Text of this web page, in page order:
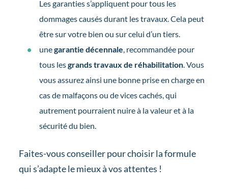
Les garanties s’appliquent pour tous les
dommages causés durant les travaux. Cela peut
être sur votre bien ou sur celui d’un tiers.
unegarantie décennale , recommandée pour
tous lesgrands travaux de réhabilitation. Vous
vous assurez ainsi une bonne prise en charge en
cas de malfaçons ou de vices cachés, qui
autrement pourraient nuire à la valeur et à la
sécurité du bien.
Faites-vous conseiller pour choisir la formule
qui s’adapte le mieux à vos attentes !